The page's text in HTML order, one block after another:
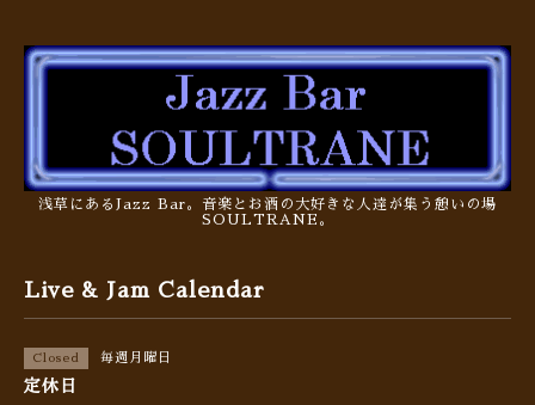
浅草にあるJazz Bar。音楽とお酒の大好きな人達が集う憩いの場
SOULTRANE。
Live & Jam Calendar
Closed 毎週月曜日
定休日